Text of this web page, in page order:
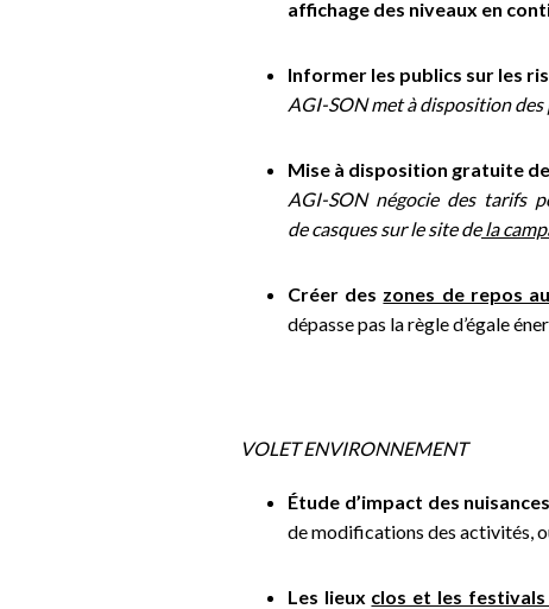
affichage des niveaux en
Informer les publics sur les
AGI-SON met à disposition
Mise à disposition gratuite
AGI-SON négocie des tarifs
de casques sur le site dela
Créer des zones de repos
dépasse pas la règle d’égale
VOLET ENVIRONNEMENT
Étude d’impact des
de modifications des activités,
Les lieux clos et les